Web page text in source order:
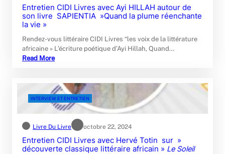
Entretien CIDI Livres avec Ayi HILLAH autour de
son livre SAPIENTIA »Quand la plume réenchante
la vie »
Rendez-vous littéraire CIDI Livres “les voix de la littérature
africaine » L’écriture poétique d’Ayi Hillah, Quand…
Read More
INTERVIEW ET ENTRETIEN
Livre Du Livre octobre 22, 2024
Entretien CIDI Livres avec Hervé Totin sur »
découverte classique littéraire africain » Le Soleil